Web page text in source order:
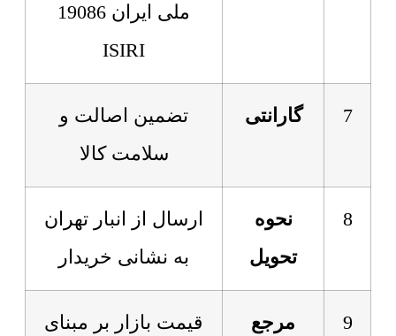
ملی ایران 19086
ISIRI
7 گارانتی
تضمین اصالت و
سلامت کالا
8
نحوه
تحویل
ارسال از انبار تهران
به نشانی خریدار
9
مرجع
قیمت بازار بر مبنای